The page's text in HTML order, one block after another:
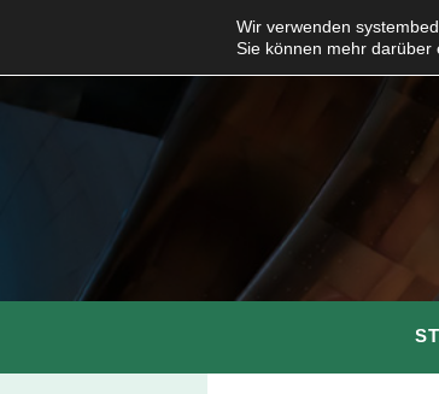
Wir verwenden
Sie können mehr darüber